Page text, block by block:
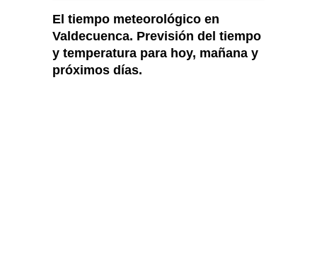
El tiempo meteorológico en
Valdecuenca. Previsión del tiempo
y temperatura para hoy, mañana y
próximos días.